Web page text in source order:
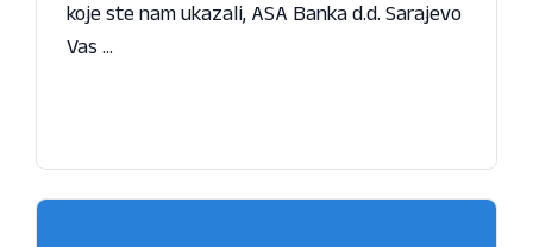
koje ste nam ukazali, ASA Banka d.d. Sarajevo
Vas ...